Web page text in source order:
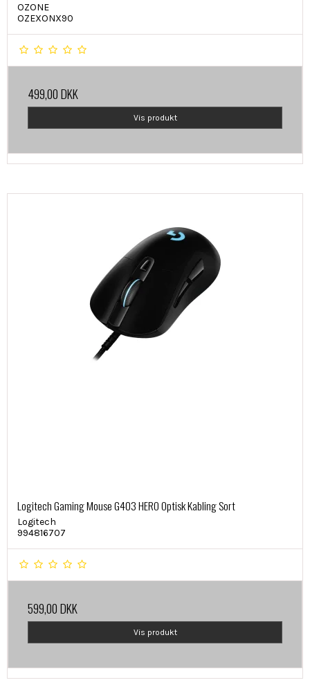
OZONE
OZEXONX90
499,00 DKK
Vis produkt
Logitech Gaming Mouse G403 HERO Optisk Kabling Sort
Logitech
994816707
599,00 DKK
Vis produkt